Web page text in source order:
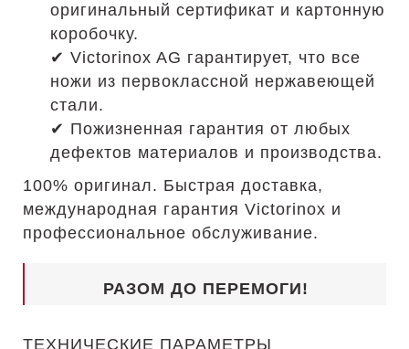
оригинальный сертификат и картонную
коробочку.
✔ Victorinox AG гарантирует, что все
ножи из первоклассной нержавеющей
стали.
✔ Пожизненная гарантия от любых
дефектов материалов и производства.
100% оригинал. Быстрая доставка,
международная гарантия Victorinox и
профессиональное обслуживание.
РАЗОМ ДО ПЕРЕМОГИ!
ТЕХНИЧЕСКИЕ ПАРАМЕТРЫ